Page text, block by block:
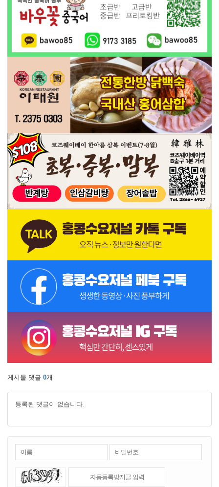
게시물 댓글 0개
등록된 댓글이 없습니다.